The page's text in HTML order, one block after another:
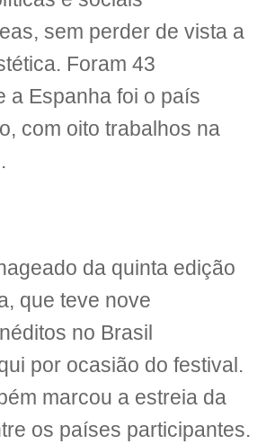
sem perder de vista a
Foram 43
a Espanha foi o país
com oito trabalhos na
da quinta edição
que teve nove
no Brasil
por ocasião do festival.
marcou a estreia da
os países participantes.